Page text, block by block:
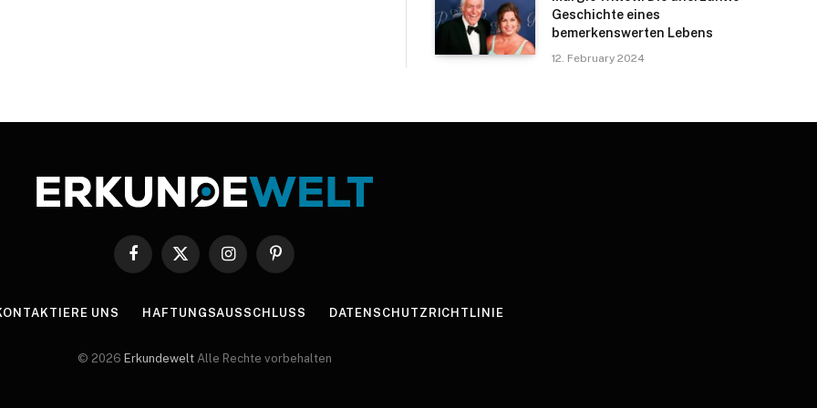
Geschichte eines
bemerkenswerten Lebens
12. February 2024
Facebook
X
InstagramPinterest
UNS HAFTUNGSAUSSCHLUSS DATENSCHUTZRICHTLINIE
© 2026 Erkundewelt Alle Rechte vorbehalten